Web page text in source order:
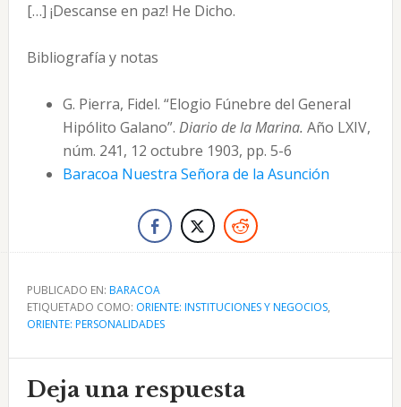
[…] ¡Descanse en paz! He Dicho.
Bibliografía y notas
G. Pierra, Fidel. “Elogio Fúnebre del General
Hipólito Galano”. Diario de la Marina. Año LXIV,
núm. 241, 12 octubre 1903, pp. 5-6
Baracoa Nuestra Señora de la Asunción
PUBLICADO EN: BARACOA
ETIQUETADO COMO: ORIENTE: INSTITUCIONES Y NEGOCIOS,
ORIENTE: PERSONALIDADES
Interacciones
Deja una respuesta